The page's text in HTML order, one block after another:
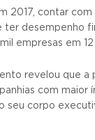
2017, contar com
ter desempenho
empresas em
revelou que a
com
seu corpo